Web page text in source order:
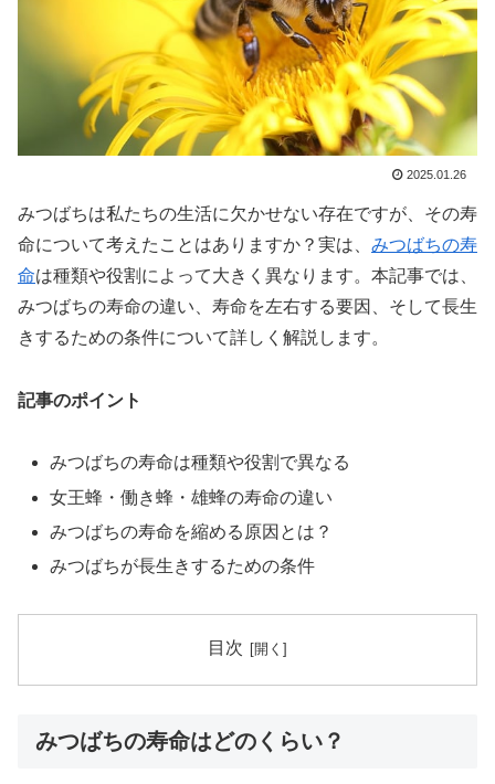
2025.01.26
みつばちは私たちの生活に欠かせない存在ですが、その寿
命について考えたことはありますか？実は、 みつばちの寿
命は種類や役割によって大きく異なります。本記事では、
みつばちの寿命の違い、寿命を左右する要因、そして長生
きするための条件について詳しく解説します。
記事のポイント
みつばちの寿命は種類や役割で異なる
女王蜂・働き蜂・雄蜂の寿命の違い
みつばちの寿命を縮める原因とは？
みつばちが長生きするための条件
目次
みつばちの寿命はどのくらい？